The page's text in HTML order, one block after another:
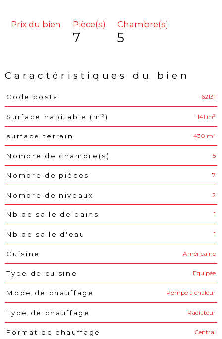
Prix du bien Pièce(s)
7
Chambre(s)
5
Caractéristiques du bien
Caractéristiques
Code postal 62131
Surface habitable (m²) 141 m²
surface terrain 430 m²
Nombre de chambre(s) 5
Nombre de pièces 7
Nombre de niveaux 2
Nb de salle de bains 1
Nb de salle d'eau 1
Cuisine Américaine
Type de cuisine Equipée
Mode de chauffage Pompe à chaleur
Type de chauffage Radiateur
Format de chauffage Central